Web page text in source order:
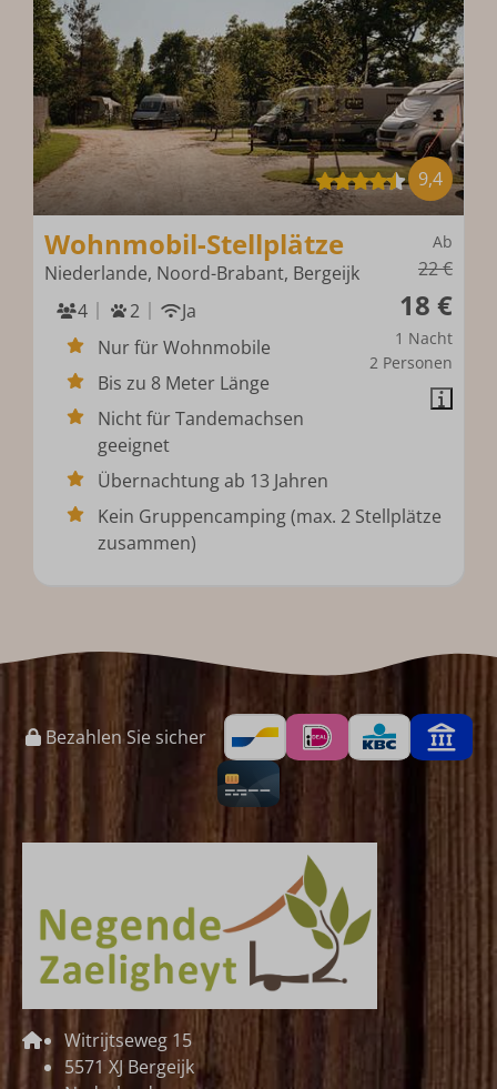
9,4
Ab
22 €
18 €
1 Nacht
2 Personen
Wohnmobil-Stellplätze
Niederlande, Noord-Brabant, Bergeijk
4
2
Ja
Nur für Wohnmobile
Bis zu 8 Meter Länge
Nicht für Tandemachsen
geeignet
Übernachtung ab 13 Jahren
Kein Gruppencamping (max. 2 Stellplätze
zusammen)
Bezahlen Sie sicher
Witrijtseweg 15
5571 XJ Bergeijk